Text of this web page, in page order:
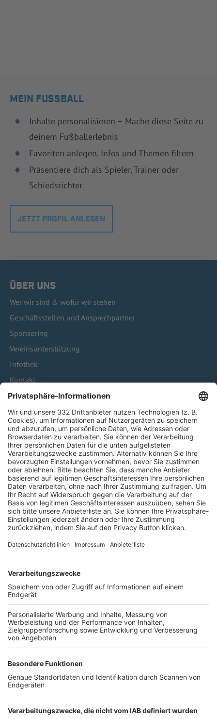
MEIN FUSSBALL
Inhalte personalisieren – Mache diese Seite zu
deinem Fußballerlebnis
Favoriten anlegen, Infos und Themen filtern
Präsentiere dich als Spieler, Trainer oder
Schiedsrichter
JETZT PROFIL ANLEGEN
ÜBER UNS
Wer wir sind & wofür wir stehen
Geschäftsstellen und Ansprechpartner
Sponsoring
Vereinsunterstützung
Infothek
Kontakt
HÄUFIG BESUCHTE SEITEN
Pässe und Vereinswechsel
Trainerausbildung
Schulungsangebot Vereinsmitarbeiter
BFV-Geschäftsstellen
Trainerbörse
Login SpielPlus
FOLGE DEM BFV
TOP-VEREINE
TOP-PARTNER